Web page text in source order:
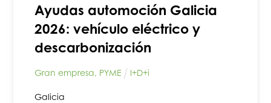
Ayudas automoción Galicia
2026: vehículo eléctrico y
descarbonización
Gran empresa, PYME I+D+i
Galicia